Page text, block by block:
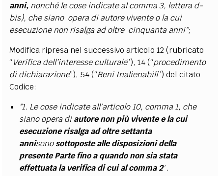
anni, nonché le cose indicate al comma 3, lettera d-
bis), che siano opera di autore vivente o la cui
esecuzione non risalga ad oltre cinquanta anni”;
Modifica ripresa nel successivo articolo 12 (rubricato
“Verifica dell’interesse culturale”), 14 (“procedimento
di dichiarazione”), 54 (“Beni Inalienabili”) del citato
Codice:
"1. Le cose indicate all’articolo 10, comma 1, che
siano opera diautore non più vivente e la cui
esecuzione risalga ad oltre settanta
annisonosottoposte alle disposizioni della
presente Parte fino a quando non sia stata
effettuata la verifica di cui al comma 2”.